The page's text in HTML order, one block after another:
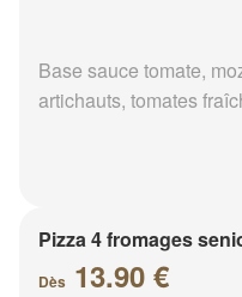
Base sauce tomate,
artichauts, tomates
Pizza 4 fromages
Dès 13.90 €